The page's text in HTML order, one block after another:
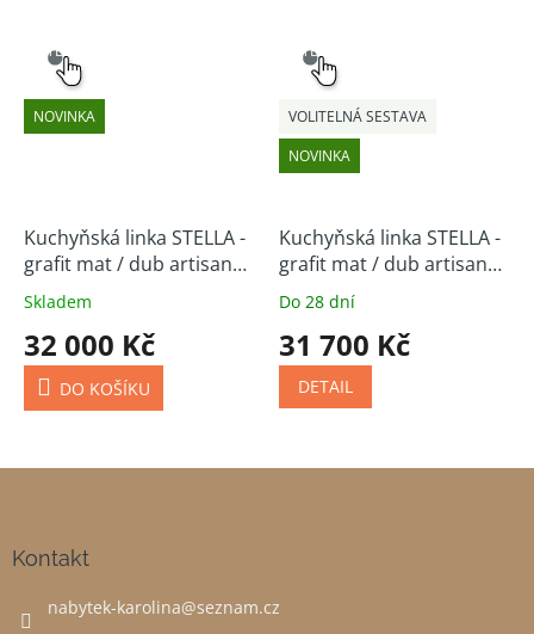
NOVINKA
VÝBĚR
Kuchyňská linka STELLA -
grafit mat / dub artisan
210/350 cm
Skladem
32 000 Kč
DO KOŠÍKU
NOVINKA
VOLITELNÁ SESTAVA
VÝBĚR
Kuchyňská linka STELLA -
grafit mat / dub artisan
(volitelná sestava)
Do 28 dní
31 700 Kč
DETAIL
Kontakt
nabytek-karolina@seznam.cz